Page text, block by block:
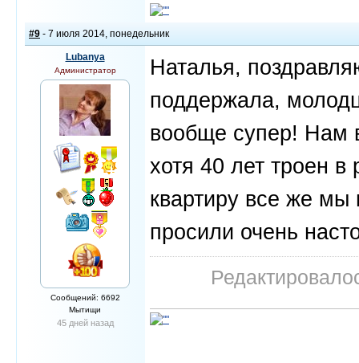
#9 - 7 июля 2014, понедельник
Lubanya
Администратор
Сообщений: 6692
Мытищи
45 дней назад
Наталья,
поддержала,
вообще супер! Нам
хотя 40 лет троен
квартиру все же мы
просили очень